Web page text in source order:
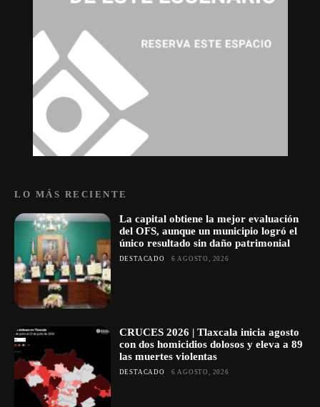
LO MÁS RECIENTE
La capital obtiene la mejor evaluación
del OFS, aunque un municipio logró el
único resultado sin daño patrimonial
DESTACADO 6 AGOSTO, 2026
CRUCES 2026 | Tlaxcala inicia agosto
con dos homicidios dolosos y eleva a 89
las muertes violentas
DESTACADO 6 AGOSTO, 2026